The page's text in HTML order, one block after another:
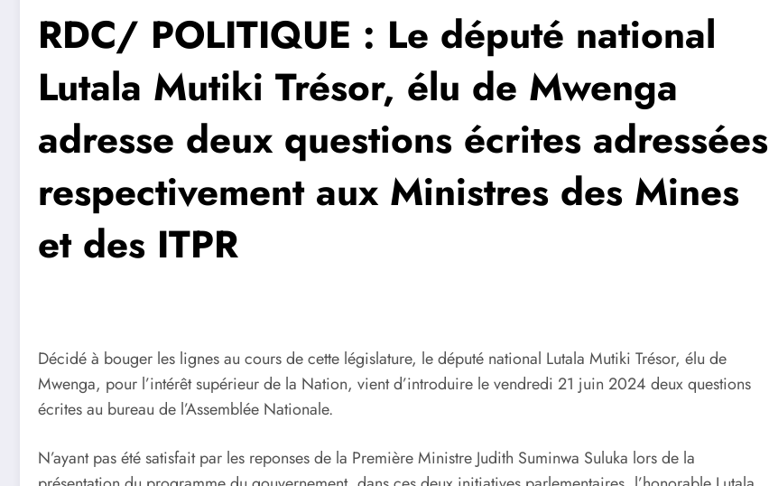
RDC/ POLITIQUE : Le député national
Lutala Mutiki Trésor, élu de Mwenga
adresse deux questions écrites adressées
respectivement aux Ministres des Mines
et des ITPR
Décidé à bouger les lignes au cours de cette législature, le député national Lutala Mutiki Trésor, élu de
Mwenga, pour l’intérêt supérieur de la Nation, vient d’introduire le vendredi 21 juin 2024 deux questions
écrites au bureau de l’Assemblée Nationale.
N’ayant pas été satisfait par les reponses de la Première Ministre Judith Suminwa Suluka lors de la